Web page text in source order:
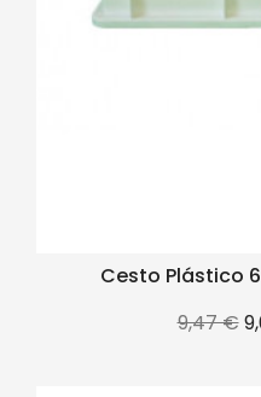
Cesto Plástico
Precio
9,47 €